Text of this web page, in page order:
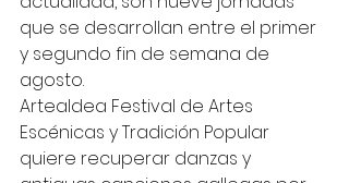
que se desarrollan entre el primer
y segundo fin de semana de
agosto.
Artealdea Festival de Artes
Escénicas y Tradición Popular
quiere recuperar danzas y